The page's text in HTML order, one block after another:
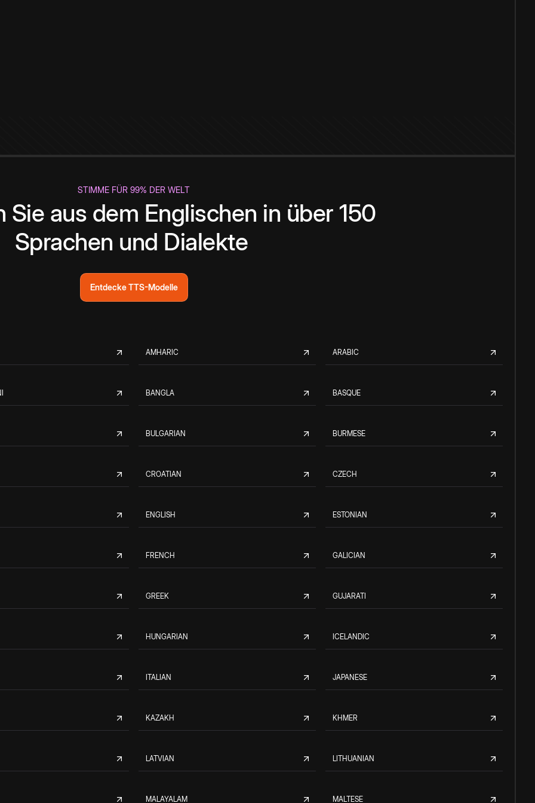
STIMME FÜR 99% DER WELT
Sie aus dem Englischen in über 150
Sprachen und Dialekte
Entdecke TTS-Modelle
AMHARIC ARABIC
BANGLA BASQUE
BULGARIAN BURMESE
CROATIAN CZECH
ENGLISH ESTONIAN
FRENCH GALICIAN
GREEK GUJARATI
HUNGARIAN ICELANDIC
ITALIAN JAPANESE
KAZAKH KHMER
LATVIAN LITHUANIAN
MALAYALAM MALTESE